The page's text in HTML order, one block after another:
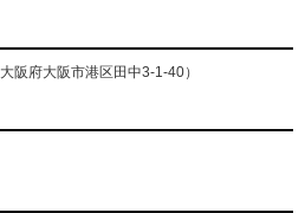
阪府大阪市港区田中3-1-40）